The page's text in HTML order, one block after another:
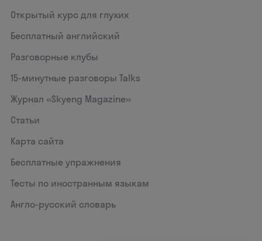
Открытый курс для глухих
Бесплатный английский
Разговорные клубы
15‑минутные разговоры Talks
Журнал «Skyeng Magazine»
Статьи
Карта сайта
Бесплатные упражнения
Тесты по иностранным языкам
Англо-русский словарь